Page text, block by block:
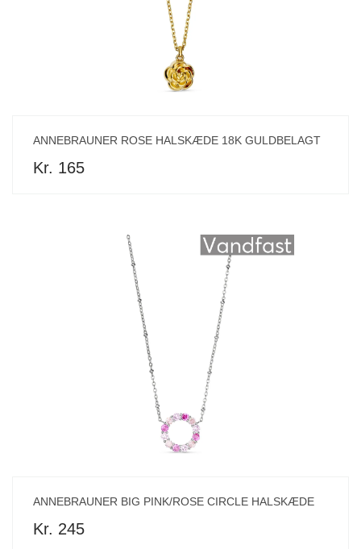
ANNEBRAUNER ROSE HALSKÆDE 18K GULDBELAGT
Kr. 165
ANNEBRAUNER BIG PINK/ROSE CIRCLE HALSKÆDE
Kr. 245